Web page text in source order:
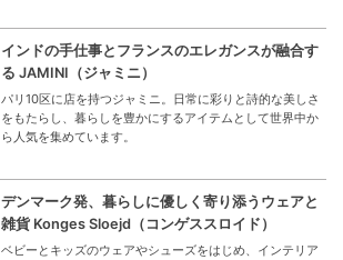
インドの手仕事とフランスのエレガンスが融合す
る JAMINI（ジャミニ）
パリ10区に店を持つジャミニ。日常に彩りと詩的な美しさ
をもたらし、暮らしを豊かにするアイテムとして世界中か
ら人気を集めています。
デンマーク発、暮らしに優しく寄り添うウェアと
雑貨 Konges Sloejd（コンゲススロイド）
ベビーとキッズのウェアやシューズをはじめ、インテリア